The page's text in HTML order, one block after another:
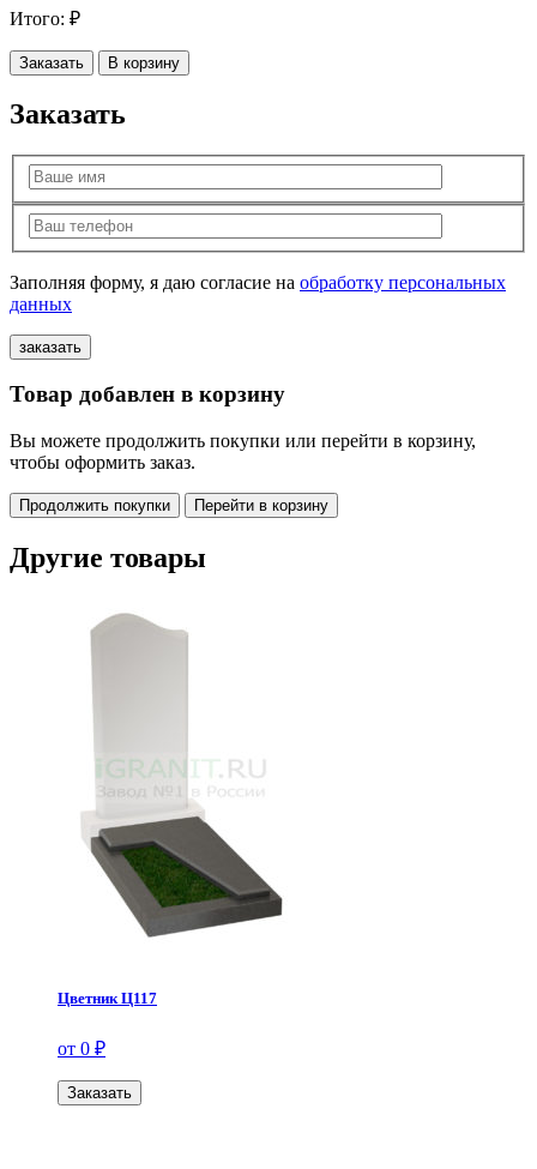
Итого: ₽
Заказать В корзину
Заказать
Заполняя форму, я даю согласие на обработку персональных
данных
Товар добавлен в корзину
Вы можете продолжить покупки или перейти в корзину,
чтобы оформить заказ.
Продолжить покупки Перейти в корзину
Другие товары
Цветник Ц117
от 0 ₽
Заказать